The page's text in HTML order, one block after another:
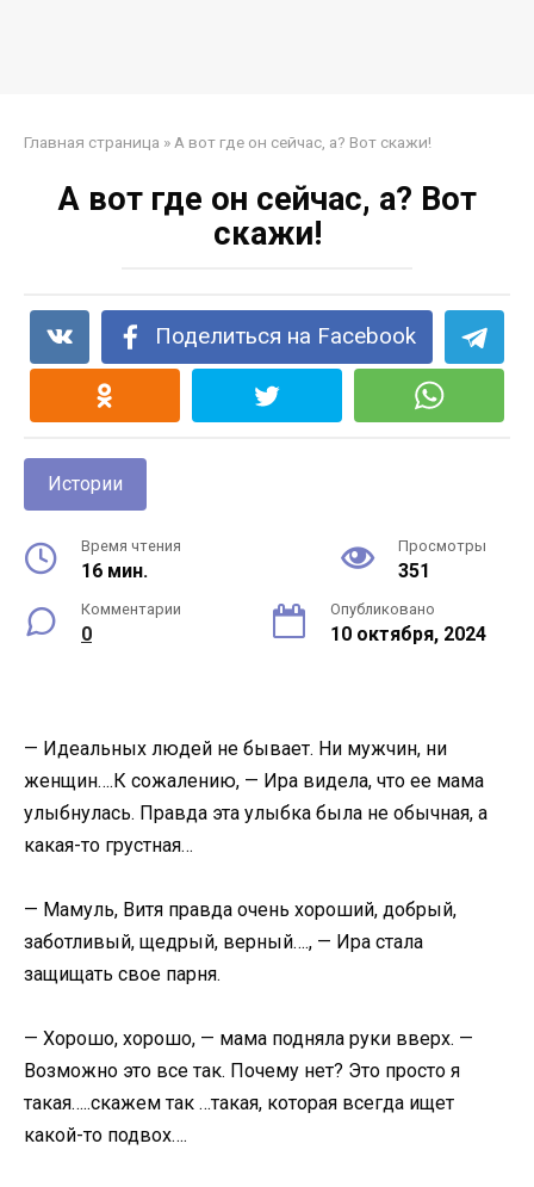
Главная страница » А вот где он сейчас, а? Вот скажи!
А вот где он сейчас, а? Вот
скажи!
Поделиться на Facebook
Истории
Время чтения
16 мин.
Просмотры
351
Комментарии
0
Опубликовано
10 октября, 2024
— Идеальных людей не бывает. Ни мужчин, ни
женщин….К сожалению, — Ира видела, что ее мама
улыбнулась. Правда эта улыбка была не обычная, а
какая-то грустная…
— Мамуль, Витя правда очень хороший, добрый,
заботливый, щедрый, верный…., — Ира стала
защищать свое парня.
— Хорошо, хорошо, — мама подняла руки вверх. —
Возможно это все так. Почему нет? Это просто я
такая…..скажем так …такая, которая всегда ищет
какой-то подвох….